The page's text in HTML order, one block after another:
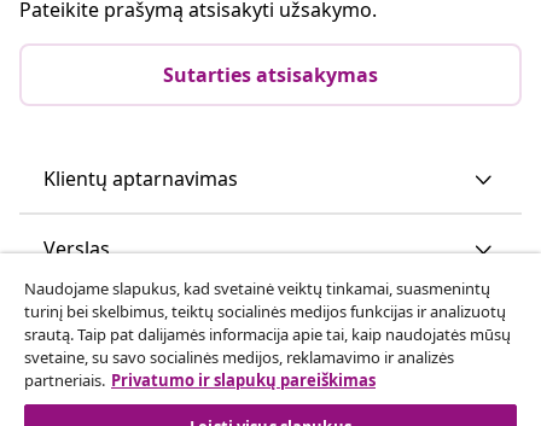
Pateikite prašymą atsisakyti užsakymo.
Sutarties atsisakymas
Klientų aptarnavimas
Verslas
vidaXL
Atraskite daugiau
Naudojame slapukus, kad svetainė veiktų tinkamai, suasmenintų
turinį bei skelbimus, teiktų socialinės medijos funkcijas ir analizuotų
srautą. Taip pat dalijamės informacija apie tai, kaip naudojatės mūsų
svetaine, su savo socialinės medijos, reklamavimo ir analizės
partneriais. Privatumo ir slapukų pareiškimas